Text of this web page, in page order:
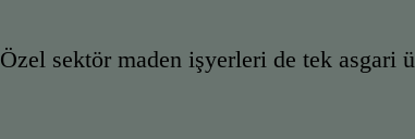
Özel sektör maden işyerleri de tek asgari